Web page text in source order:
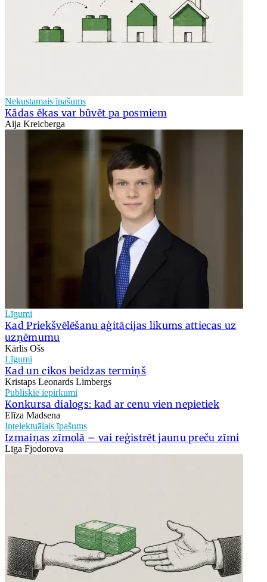
Nekustamais īpašums
Kādas ēkas var būvēt pa posmiem
Aija Kreicberga
Līgumi
Kad Priekšvēlēšanu aģitācijas likums attiecas uz
uzņēmumu
Kārlis Ošs
Līgumi
Kad un cikos beidzas termiņš
Kristaps Leonards Limbergs
Publiskie iepirkumi
Konkursa dialogs: kad ar cenu vien nepietiek
Elīza Madsena
Intelektuālais īpašums
Izmaiņas zīmolā – vai reģistrēt jaunu preču zīmi
Līga Fjodorova